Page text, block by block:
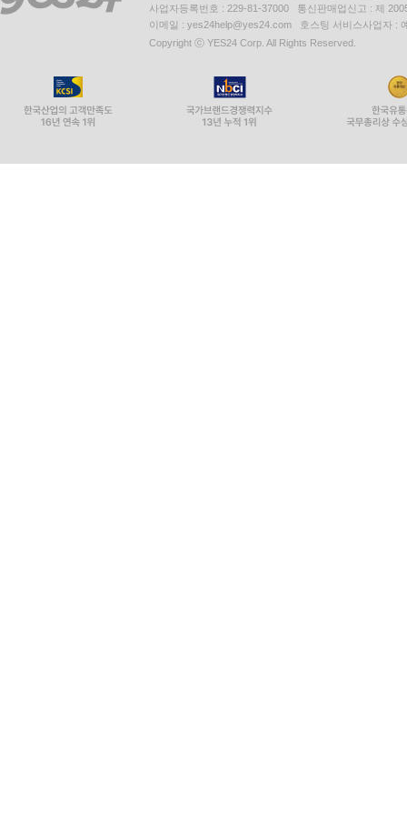
사업자등록번호 : 229-81-37000 통신판매업신고 : 제
이메일 : yes24help@yes24.com 호스팅 서비스사업자 :
Copyright ⓒ YES24 Corp. All Rights Reserved.